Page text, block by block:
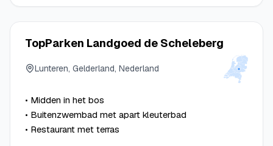
TopParken Landgoed de Scheleberg
Lunteren, Gelderland, Nederland
• Midden in het bos
• Buitenzwembad met apart kleuterbad
• Restaurant met terras